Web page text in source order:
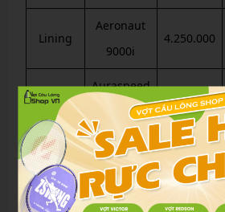
Lining
Aeronaut
9000i
4.250.000
Victor
Auraspeed
9990K
2.500.000
Yonex
Arcsaber
11 Pro
3.500.000